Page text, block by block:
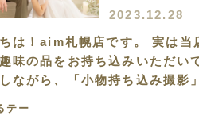
2023.12.28
は！aim札幌店です。 実は当
味の品をお持ち込みいただい
ながら、「小物持ち込み撮影
テー